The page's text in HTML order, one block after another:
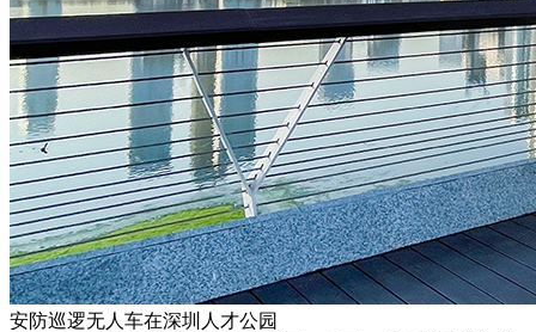
安防巡逻无人车在深圳人才公园